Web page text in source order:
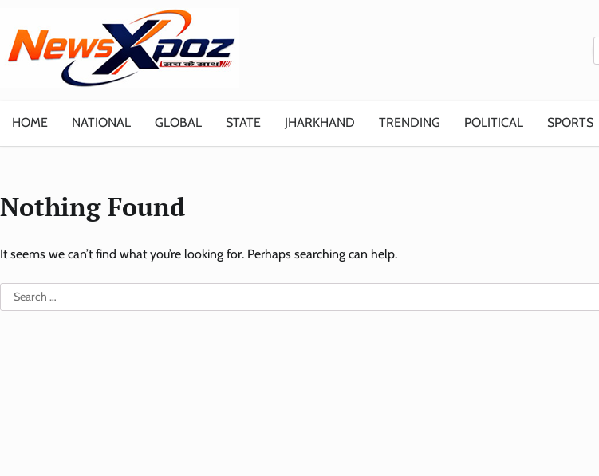
content
HOME NATIONAL GLOBAL STATE JHARKHAND TRENDING POLITICAL SPORTS
Nothing Found
It seems we can’t find what you’re looking for. Perhaps searching can help.
Search
for: